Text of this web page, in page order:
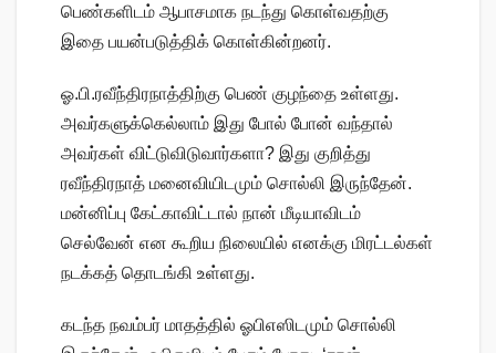
பெண்களிடம் ஆபாசமாக நடந்து கொள்வதற்கு
இதை பயன்படுத்திக் கொள்கின்றனர்.
ஓ.பி.ரவீந்திரநாத்திற்கு பெண் குழந்தை உள்ளது.
அவர்களுக்கெல்லாம் இது போல் போன் வந்தால்
அவர்கள் விட்டுவிடுவார்களா? இது குறித்து
ரவீந்திரநாத் மனைவியிடமும் சொல்லி இருந்தேன்.
மன்னிப்பு கேட்காவிட்டால் நான் மீடியாவிடம்
செல்வேன் என கூறிய நிலையில் எனக்கு மிரட்டல்கள்
நடக்கத் தொடங்கி உள்ளது.
கடந்த நவம்பர் மாதத்தில் ஓபிஎஸிடமும் சொல்லி